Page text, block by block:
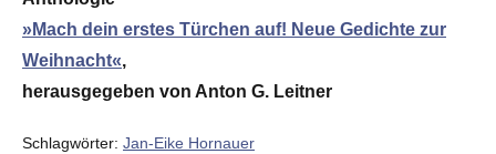
»Mach dein erstes Türchen auf! Neue Gedichte zur
Weihnacht«,
herausgegeben von Anton G. Leitner
Schlagwörter: Jan-Eike Hornauer